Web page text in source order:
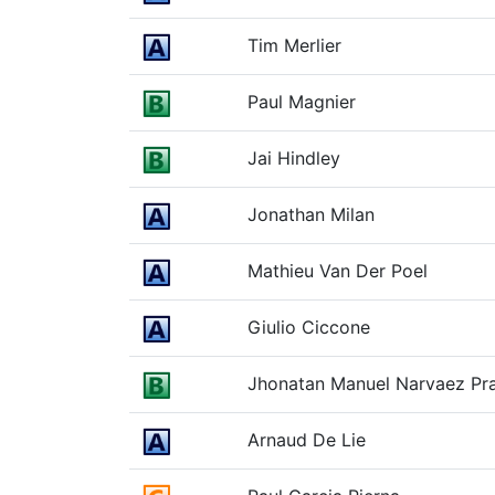
Tim Merlier
Paul Magnier
Jai Hindley
Jonathan Milan
Mathieu Van Der Poel
Giulio Ciccone
Jhonatan Manuel Narvaez
Arnaud De Lie